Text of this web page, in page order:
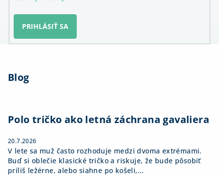
PRIHLÁSIŤ SA
Blog
Polo tričko ako letná záchrana gavaliera
20.7.2026
V lete sa muž často rozhoduje medzi dvoma extrémami.
Buď si oblečie klasické tričko a riskuje, že bude pôsobiť
príliš ležérne, alebo siahne po košeli,...